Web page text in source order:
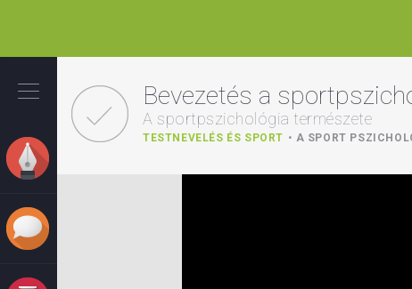
tartalomra
Bevezetés a
A sportpszichológia természete
TESTNEVELÉS ÉS SPORT A SPORT